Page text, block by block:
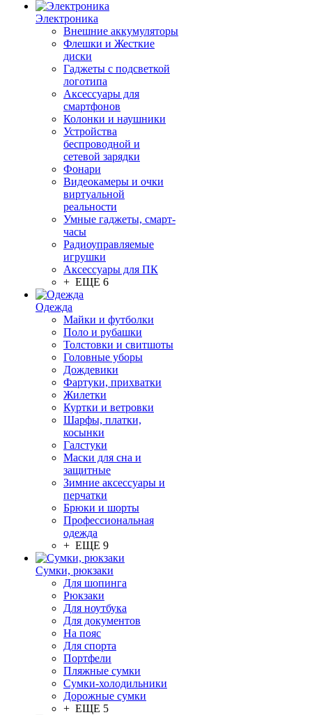
Электроника
Внешние аккумуляторы
Флешки и Жесткие
диски
Гаджеты с подсветкой
логотипа
Аксессуары для
смартфонов
Колонки и наушники
Устройства
беспроводной и
сетевой зарядки
Фонари
Видеокамеры и очки
виртуальной
реальности
Умные гаджеты, смарт-
часы
Радиоуправляемые
игрушки
Аксессуары для ПК
+ ЕЩЕ 6
Одежда
Майки и футболки
Поло и рубашки
Толстовки и свитшоты
Головные уборы
Дождевики
Фартуки, прихватки
Жилетки
Куртки и ветровки
Шарфы, платки,
косынки
Галстуки
Маски для сна и
защитные
Зимние аксессуары и
перчатки
Брюки и шорты
Профессиональная
одежда
+ ЕЩЕ 9
Сумки, рюкзаки
Для шопинга
Рюкзаки
Для ноутбука
Для документов
На пояс
Для спорта
Портфели
Пляжные сумки
Сумки-холодильники
Дорожные сумки
+ ЕЩЕ 5